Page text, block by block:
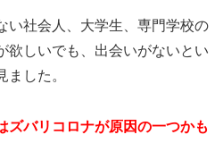
い社会人、大学生、専門学校の
欲しいでも、出会いがないとい
ました。
ズバリコロナが原因の一つかも